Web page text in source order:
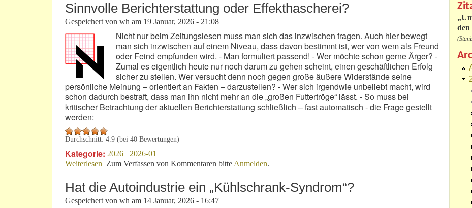
Sinnvolle Berichterstattung oder Effekthascherei?
Gespeichert von wh am 19 Januar, 2026 - 21:08
Nicht nur beim Zeitungslesen muss man sich das inzwischen fragen. Auch hier bewegt
man sich inzwischen auf einem Niveau, dass davon bestimmt ist, wer von wem als Freund
oder Feind empfunden wird. - Man formuliert passend! - Wer möchte schon gerne Ärger? -
Zumal es eigentlich heute nur noch darum zu gehen scheint, einen geschäftlichen Erfolg
sicher zu stellen. Wer versucht denn noch gegen große äußere Widerstände seine
persönliche Meinung – orientiert an Fakten – darzustellen? - Wer sich irgendwie unbeliebt macht, wird
schon dadurch bestraft, dass man ihn nicht mehr an die „großen Futtertröge“ lässt. - So muss bei
kritischer Betrachtung der aktuellen Berichterstattung schließlich – fast automatisch - die Frage gestellt
werden:
Durchschnitt: 4.9 (bei 40 Bewertungen)
Kategorie: 2026
2026-01
Weiterlesen über Sinnvolle Berichterstattung oder Effekthascherei?
Zum Verfassen von Kommentaren bitte Anmelden.
Hat die Autoindustrie ein „Kühlschrank-Syndrom“?
Gespeichert von wh am 14 Januar, 2026 - 16:47
„
den